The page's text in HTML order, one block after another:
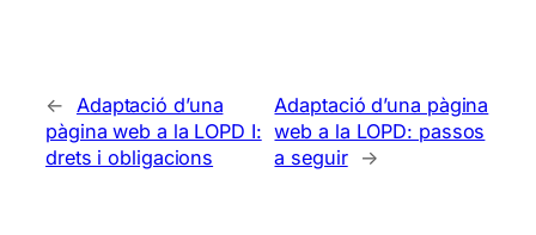
← Adaptació d’una
pàgina web a la LOPD I:
drets i obligacions
Adaptació d’una pàgina
web a la LOPD: passos
a seguir
→